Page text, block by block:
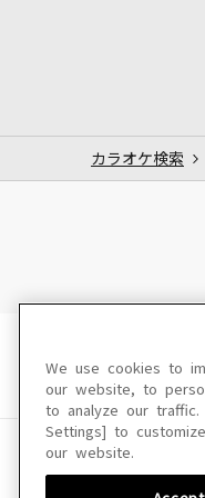
カラオケ検索
We use cookies to
our website, to
to analyze our traffic.
Settings] to
our website.